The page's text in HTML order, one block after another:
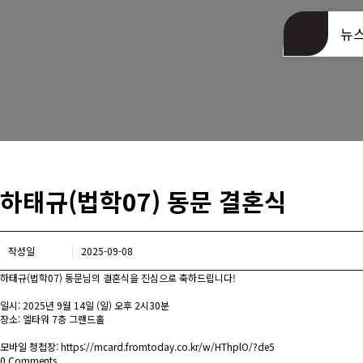
동문회관 오시는길
뉴
하태규(법학07) 동문 결혼식
작성일
2025-09-08
하태규(법학07) 동문님의 결혼식을 진심으로 축하드립니다!
일시: 2025년 9월 14일 (일) 오후 2시30분
장소: 엘타워 7층 그랜드홀
모바일 청첩장:https://mcard.fromtoday.co.kr/w/HThplO/?de5
0 Comments